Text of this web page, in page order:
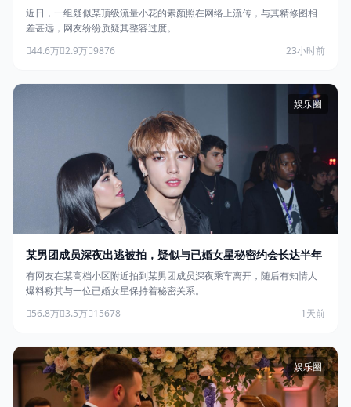
近日，一组疑似某顶级流量小花的素颜照在网络上流传，与其精修图相
差甚远，网友纷纷质疑其整容过度。
44.6万 2.9万 9876 23小时前
娱乐圈
某男团成员深夜出逃被拍，疑似与已婚女星秘密约会长达半年
有网友在某高档小区附近拍到某男团成员深夜乘车离开，随后有知情人
爆料称其与一位已婚女星保持着秘密关系。
56.8万 3.5万 15678 1天前
娱乐圈